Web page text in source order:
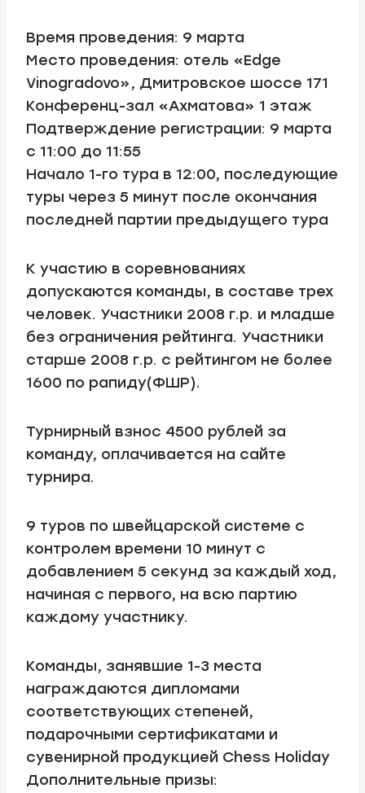
Время проведения: 9 марта
Место проведения: отель «Edge
Vinogradovo», Дмитровское шоссе 171
Конференц-зал «Ахматова» 1 этаж
Подтверждение регистрации: 9 марта
с 11:00 до 11:55
Начало 1-го тура в 12:00, последующие
туры через 5 минут после окончания
последней партии предыдущего тура
К участию в соревнованиях
допускаются команды, в составе трех
человек. Участники 2008 г.р. и младше
без ограничения рейтинга. Участники
старше 2008 г.р. с рейтингом не более
1600 по рапиду(ФШР).
Турнирный взнос 4500 рублей за
команду, оплачивается на сайте
турнира.
9 туров по швейцарской системе с
контролем времени 10 минут с
добавлением 5 секунд за каждый ход,
начиная с первого, на всю партию
каждому участнику.
Команды, занявшие 1-3 места
награждаются дипломами
соответствующих степеней,
подарочными сертификатами и
сувенирной продукцией Chess Holiday
Дополнительные призы: